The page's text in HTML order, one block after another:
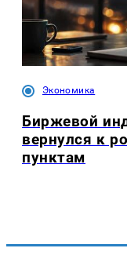
Экономика
Биржевой
вернулся к
пунктам